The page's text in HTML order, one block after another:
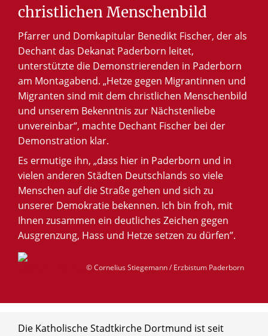
© Cornelius Stiegemann / Erzbistum Paderborn
christlichen Menschenbild
Pfarrer und Domkapitular Benedikt Fischer, der als
Dechant das Dekanat Paderborn leitet,
unterstützte die Demonstrierenden in Paderborn
am Montagabend. „Hetze gegen Migrantinnen und
Migranten sind mit dem christlichen Menschenbild
und unserem Bekenntnis zur Nächstenliebe
unvereinbar“, machte Dechant Fischer bei der
Demonstration klar.
Es ermutige ihn, „dass hier in Paderborn und in
vielen anderen Städten Deutschlands so viele
Menschen auf die Straße gehen und sich zu
unserer Demokratie bekennen. Ich bin froh, mit
Ihnen zusammen ein deutliches Zeichen gegen
Ausgrenzung, Hass und Hetze setzen zu dürfen”.
Die Katholische Stadtkirche Dortmund ist seit